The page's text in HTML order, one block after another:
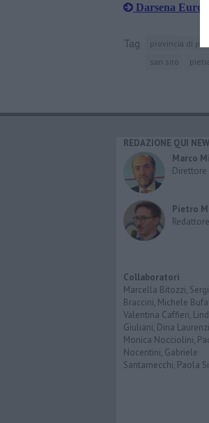
Darsena
Tag provincia di pisa
san siro
REDAZIONE QUI
Marco
Direttore
Pietro
Redattore
Collaboratori
Marcella Bitozzi,
Braccini, Michele
Valentina Caffieri,
Giuliani, Dina
Monica Nocciolini,
Nocentini, Gabriele
Santarnecchi, Paola